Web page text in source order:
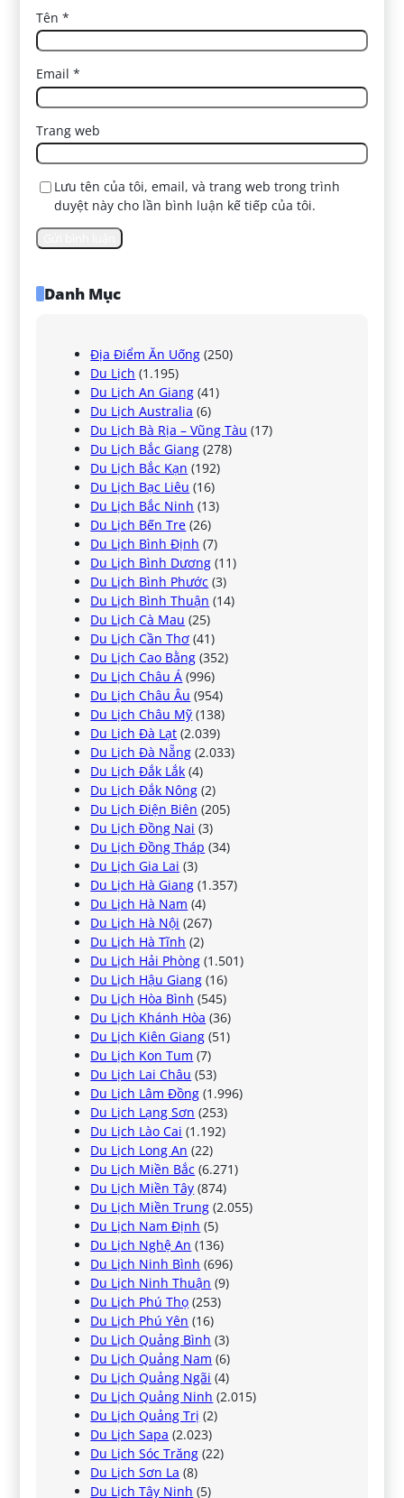
Tên*
Email*
Trang web
Lưu tên của tôi, email, và trang web trong trình
duyệt này cho lần bình luận kế tiếp của tôi.
Danh Mục
Địa Điểm Ăn Uống (250)
Du Lịch (1.195)
Du Lịch An Giang (41)
Du Lịch Australia (6)
Du Lịch Bà Rịa – Vũng Tàu (17)
Du Lịch Bắc Giang (278)
Du Lịch Bắc Kạn (192)
Du Lịch Bạc Liêu (16)
Du Lịch Bắc Ninh (13)
Du Lịch Bến Tre (26)
Du Lịch Bình Định (7)
Du Lịch Bình Dương (11)
Du Lịch Bình Phước (3)
Du Lịch Bình Thuận (14)
Du Lịch Cà Mau (25)
Du Lịch Cần Thơ (41)
Du Lịch Cao Bằng (352)
Du Lịch Châu Á (996)
Du Lịch Châu Âu (954)
Du Lịch Châu Mỹ (138)
Du Lịch Đà Lạt (2.039)
Du Lịch Đà Nẵng (2.033)
Du Lịch Đắk Lắk (4)
Du Lịch Đắk Nông (2)
Du Lịch Điện Biên (205)
Du Lịch Đồng Nai (3)
Du Lịch Đồng Tháp (34)
Du Lịch Gia Lai (3)
Du Lịch Hà Giang (1.357)
Du Lịch Hà Nam (4)
Du Lịch Hà Nội (267)
Du Lịch Hà Tĩnh (2)
Du Lịch Hải Phòng (1.501)
Du Lịch Hậu Giang (16)
Du Lịch Hòa Bình (545)
Du Lịch Khánh Hòa (36)
Du Lịch Kiên Giang (51)
Du Lịch Kon Tum (7)
Du Lịch Lai Châu (53)
Du Lịch Lâm Đồng (1.996)
Du Lịch Lạng Sơn (253)
Du Lịch Lào Cai (1.192)
Du Lịch Long An (22)
Du Lịch Miền Bắc (6.271)
Du Lịch Miền Tây (874)
Du Lịch Miền Trung (2.055)
Du Lịch Nam Định (5)
Du Lịch Nghệ An (136)
Du Lịch Ninh Bình (696)
Du Lịch Ninh Thuận (9)
Du Lịch Phú Thọ (253)
Du Lịch Phú Yên (16)
Du Lịch Quảng Bình (3)
Du Lịch Quảng Nam (6)
Du Lịch Quảng Ngãi (4)
Du Lịch Quảng Ninh (2.015)
Du Lịch Quảng Trị (2)
Du Lịch Sapa (2.023)
Du Lịch Sóc Trăng (22)
Du Lịch Sơn La (8)
Du Lịch Tây Ninh (5)